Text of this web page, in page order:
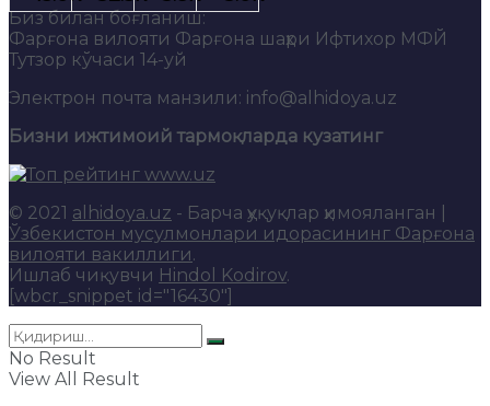
Биз билан боғланиш:
Фарғона вилояти Фарғона шаҳри Ифтихор МФЙ
Тутзор кўчаси 14-уй
Электрон почта манзили: info@alhidoya.uz
Бизни ижтимоий тармоқларда кузатинг
© 2021 alhidoya.uz - Барча ҳуқуқлар ҳимояланган |
Ўзбекистон мусулмонлари идорасининг Фарғона
вилояти вакиллиги.
Ишлаб чиқувчи Hindol Kodirov.
[wbcr_snippet id="16430"]
No Result
View All Result